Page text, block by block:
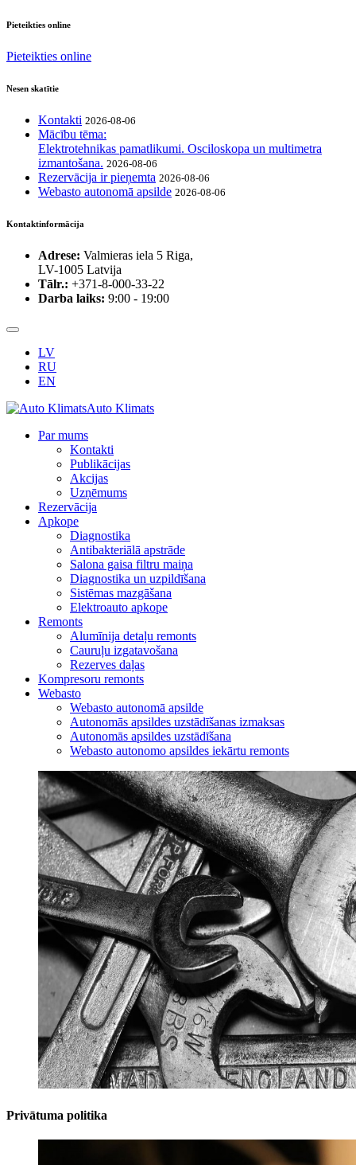
Pieteikties online
Pieteikties online
Nesen skatītie
Kontakti 2026-08-06
Mācību tēma:
Elektrotehnikas pamatlikumi. Osciloskopa un multimetra
izmantošana. 2026-08-06
Rezervācija ir pieņemta 2026-08-06
Webasto autonomā apsilde 2026-08-06
Kontaktinformācija
Adrese: Valmieras iela 5 Riga,
LV-1005 Latvija
Tālr.: +371-8-000-33-22
Darba laiks: 9:00 - 19:00
LV
RU
EN
Auto Klimats
Par mums
Kontakti
Publikācijas
Akcijas
Uzņēmums
Rezervācija
Apkope
Diagnostika
Antibakteriālā apstrāde
Salona gaisa filtru maiņa
Diagnostika un uzpildīšana
Sistēmas mazgāšana
Elektroauto apkope
Remonts
Alumīnija detaļu remonts
Cauruļu izgatavošana
Rezerves daļas
Kompresoru remonts
Webasto
Webasto autonomā apsilde
Autonomās apsildes uzstādīšanas izmaksas
Autonomās apsildes uzstādīšana
Webasto autonomo apsildes iekārtu remonts
Privātuma politika